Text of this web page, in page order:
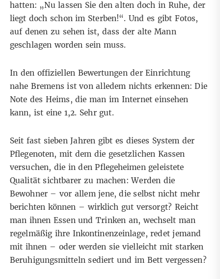
hatten: „Nu lassen Sie den alten doch in Ruhe, der
liegt doch schon im Sterben!“. Und es gibt Fotos,
auf denen zu sehen ist, dass der alte Mann
geschlagen worden sein muss.
In den offiziellen Bewertungen der Einrichtung
nahe Bremens ist von alledem nichts erkennen: Die
Note des Heims, die man im Internet einsehen
kann, ist eine 1,2. Sehr gut.
Seit fast sieben Jahren gibt es dieses System der
Pflegenoten, mit dem die gesetzlichen Kassen
versuchen, die in den Pflegeheimen geleistete
Qualität sichtbarer zu machen: Werden die
Bewohner – vor allem jene, die selbst nicht mehr
berichten können – wirklich gut versorgt? Reicht
man ihnen Essen und Trinken an, wechselt man
regelmäßig ihre Inkontinenzeinlage, redet jemand
mit ihnen – oder werden sie vielleicht mit starken
Beruhigungsmitteln sediert und im Bett vergessen?